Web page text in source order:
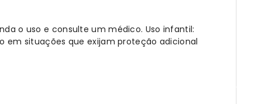
o uso e consulte um médico. Uso infantil:
em situações que exijam proteção adicional